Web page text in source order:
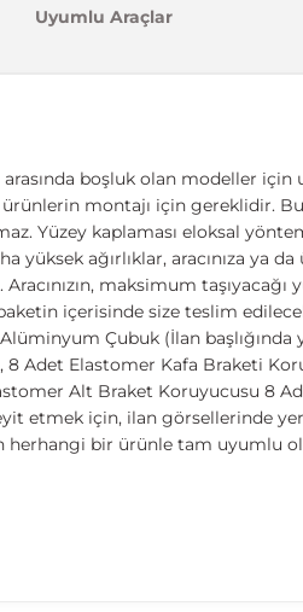
Uyumlu Araçlar
boşluk olan modeller
ürünlerin montajı için gereklidir.
Yüzey kaplaması eloksal
yüksek ağırlıklar, aracınıza ya
maksimum
içerisinde size teslim
Çubuk (İlan
Adet Elastomer Kafa Braketi
Alt Braket Koruyucusu 8
etmek için, ilan görsellerinde
herhangi bir ürünle tam uyumlu